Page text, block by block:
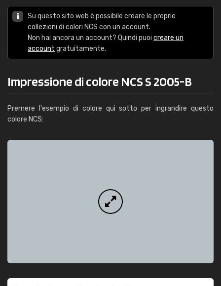
Su questo sito web è possibile creare le proprie
collezioni di colori NCS con un account.
Non hai ancora un account? Quindi puoi creare un
account gratuitamente.
Impressione di colore NCS S 2005-B
Premere l'esempio di colore qui sotto per ingrandire questo
colore NCS: